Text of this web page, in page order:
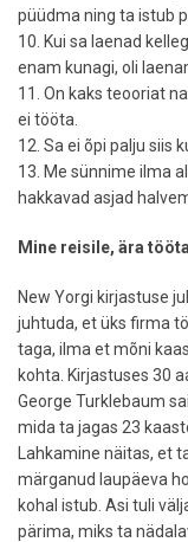
püüdma ning ta istub
10. Kui sa laenad
enam kunagi, oli
11. On kaks teooriat
ei tööta.
12. Sa ei õpi palju siis
13. Me sünnime ilma
hakkavad asjad
Mine reisile, ära
New Yorgi kirjastuse
juhtuda, et üks firma
taga, ilma et mõni
kohta. Kirjastuses 30
George Turklebaum
mida ta jagas 23
Lahkamine näitas, et
märganud laupäeva
kohal istub. Asi tuli
pärima, miks ta